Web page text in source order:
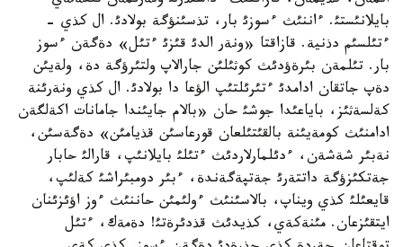
بايلانئستئ. ءاننئث ءسوزئ بار، تذسئنؤگة بولادئ. ال كذي -
ءتئلسئم دذنية. قازاقتا «ونةر الدئ قئزئ ءتئل» دةگةن ءسوز
بار. تئلمةن بئرةؤدئث كوثئلئن جارالاپ ولتئرؤگة دة، ولةيئن
دةپ جاتقان ادامدئ ءتئرئلتئپ الؤعا دا بولادئ. ال كذي ونةرئنة
كةلسةثئز، باياعئدا جوشئ حان «بالام جايئندا جامانات اكةلگةن
ادامنئث كومةيئنة بالقئتئلعان قورعاسئن قذيامئن» دةگةسئن،
نةبئر شةشةن، ءدئلمارلاردئث ءتئلئ بايلانئپ، قارالئ حابار
جةتكئزؤگة داتتةرئ جةتپةگةندة، ءبئر دومبئراشئ كةلئپ،
قايعئلئ كذي ويناپ، بالاسئنئث ءولئمئن حاننئث ءوز اؤئزئنان
ايتقئزعان. مئنةكةي، كذيدئث قذدئرةتئ! دةمةك، ءتئل